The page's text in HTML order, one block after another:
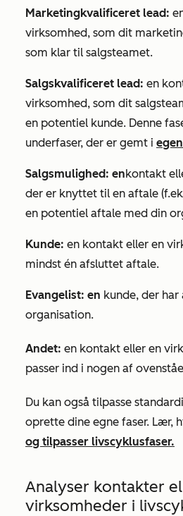
Marketingkvalificeret lead:
virksomhed, som dit
som klar til salgsteamet.
Salgskvalificeret lead: en
virksomhed, som dit
en potentiel kunde. Denne
underfaser, der er gemt i
Salgsmulighed: enkontakt
der er knyttet til en aftale
en potentiel aftale med din
Kunde: en kontakt eller en
mindst én afsluttet aftale.
Evangelist: en kunde, der
organisation.
Andet: en kontakt eller en
passer ind i nogen af
Du kan også tilpasse
oprette dine egne faser. Lær,
og tilpasser livscyklusfaser.
Analyser kontakter
virksomheder i